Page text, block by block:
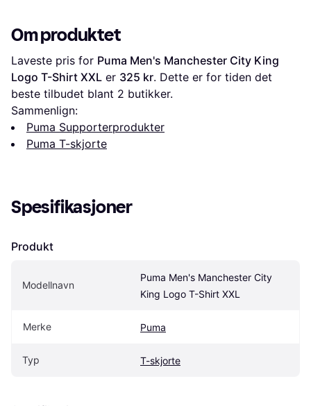
Om produktet
Laveste pris for Puma Men's Manchester City King
Logo T-Shirt XXL er 325 kr. Dette er for tiden det
beste tilbudet blant 2 butikker.
Sammenlign:
Puma Supporterprodukter
Puma T-skjorte
Spesifikasjoner
Produkt
Modellnavn
Puma Men's Manchester City
King Logo T-Shirt XXL
Merke Puma
Typ T-skjorte